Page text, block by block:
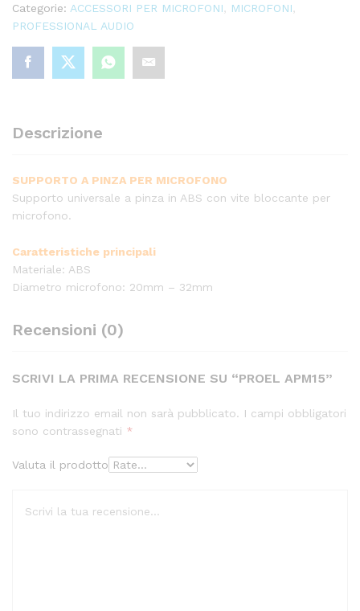
Categorie: ACCESSORI PER MICROFONI MICROFONI
PROFESSIONAL AUDIO
Descrizione
SUPPORTO A PINZA PER MICROFONO
Supporto universale a pinza in ABS con vite bloccante per
microfono.
Caratteristiche principali
Materiale: ABS
Diametro microfono: 20mm – 32mm
Recensioni (0)
SCRIVI LA PRIMA RECENSIONE SU “PROEL APM15”
Il tuo indirizzo email non sarà pubblicato. I campi obbligatori
sono contrassegnati *
Valuta il prodotto